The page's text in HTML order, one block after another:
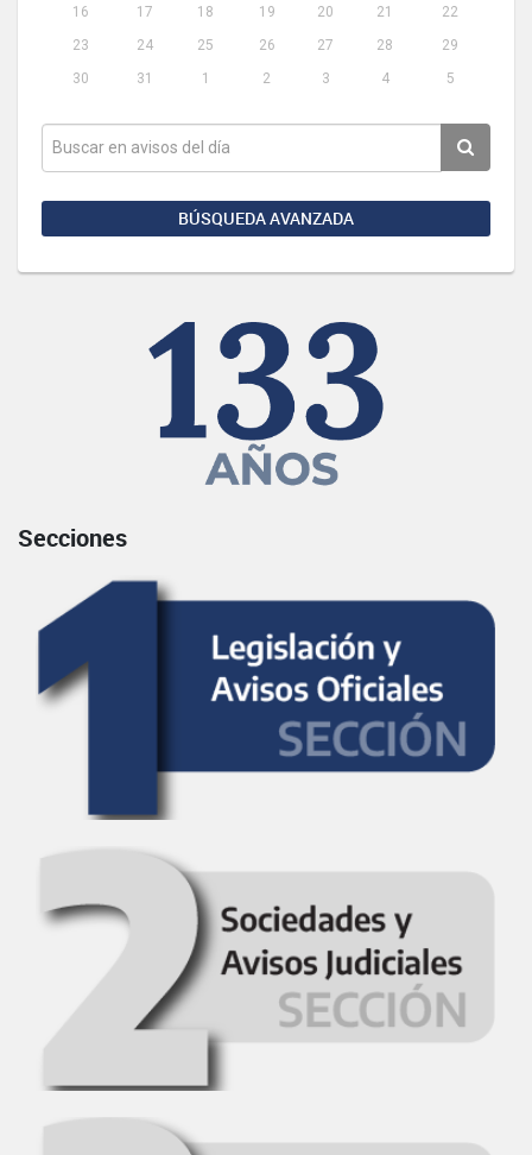
16
17 18 19 20 21
22
23
24 25 26 27 28
29
30
31 1 2 3 4 5
BÚSQUEDA AVANZADA
Secciones